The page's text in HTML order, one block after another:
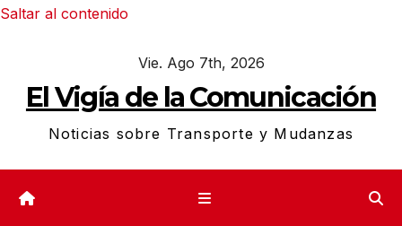
Saltar al contenido
Vie. Ago 7th, 2026
El Vigía de la Comunicación
Noticias sobre Transporte y Mudanzas